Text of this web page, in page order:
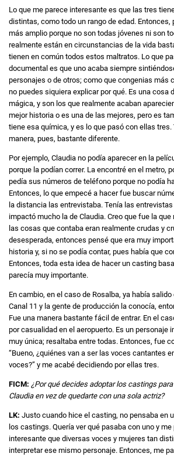
Lo que me parece interesante es que las tres
distintas, como todo un rango de edad. Entonces,
más amplio porque no son todas jóvenes ni son
realmente están en circunstancias de la vida
tienen en común todos estos maltratos. Lo que
documental es que uno acaba siempre
personajes o de otros; como que congenias más
no puedes siquiera explicar por qué. Es una cosa
mágica, y son los que realmente acaban
mejor historia o es una de las mejores, pero es
tiene esa química, y es lo que pasó con ellas tres.
manera, pues, bastante diferente.
Por ejemplo, Claudia no podía aparecer en la
porque la podían correr. La encontré en el metro,
pedía sus números de teléfono porque no podía
Entonces, lo que empecé a hacer fue buscar
la distancia las entrevistaba. Tenía las
impactó mucho la de Claudia. Creo que fue la
las cosas que contaba eran realmente crudas y
desesperada, entonces pensé que era muy
historia y, si no se podía contar, pues había que
Entonces, toda esta idea de hacer un casting
parecía muy importante.
En cambio, en el caso de Rosalba, ya había
Canal 11 y la gente de producción la conocía,
Fue una manera bastante fácil de entrar. En el
por casualidad en el aeropuerto. Es un personaje
muy única; resaltaba entre todas. Entonces, fue
“Bueno, ¿quiénes van a ser las voces cantantes
voces?” y me acabé decidiendo por ellas tres.
FICM: ¿Por qué decides adoptar los castings
Claudia en vez de quedarte con una sola actriz?
LK: Justo cuando hice el casting, no pensaba en
los castings. Quería ver qué pasaba con uno y
interesante que diversas voces y mujeres tan
interpretar ese mismo personaje. Entonces, me